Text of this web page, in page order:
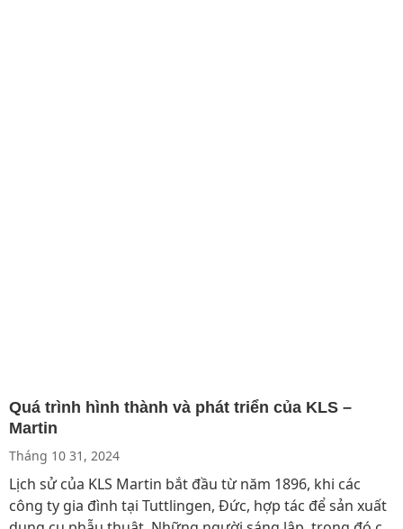
Quá trình hình thành và phát triển của KLS –
Martin
Tháng 10 31, 2024
Lịch sử của KLS Martin bắt đầu từ năm 1896, khi các
công ty gia đình tại Tuttlingen, Đức, hợp tác để sản xuất